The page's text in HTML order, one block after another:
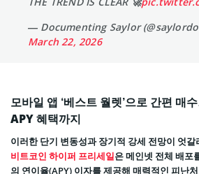
— Documenting Saylor
March 22, 2026
모바일 앱 ‘베스트 월렛’으로 간편 매
APY 혜택까지
이러한 단기 변동성과 장기적 강세 전망이 엇갈
비트코인 하이퍼 프리세일은 메인넷 전체 배포
의 연이율(APY) 이자를 제공해 매력적인 피난